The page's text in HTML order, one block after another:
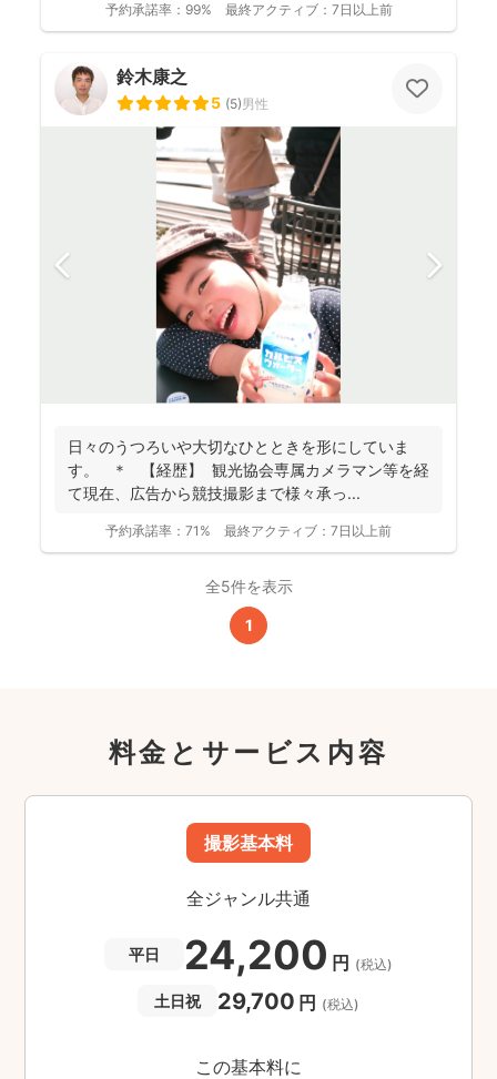
予約承諾率： 99% 最終アクティブ： 7日以上前
鈴木康之
5 (5)男性
日々のうつろいや大切なひとときを形にしていま
す。 ＊ 【経歴】 観光協会専属カメラマン等を経
て現在、広告から競技撮影まで様々承っ...
予約承諾率： 71% 最終アクティブ： 7日以上前
全5件を表示
1
料金とサービス内容
撮影基本料
全ジャンル共通
平日 24,200 円 (税込)
土日祝 29,700 円 (税込)
この基本料に